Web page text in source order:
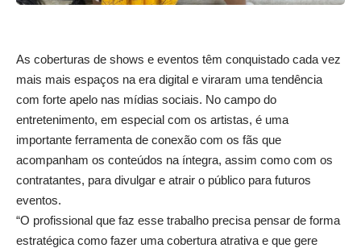
As coberturas de shows e eventos têm conquistado cada vez
mais mais espaços na era digital e viraram uma tendência
com forte apelo nas mídias sociais. No campo do
entretenimento, em especial com os artistas, é uma
importante ferramenta de conexão com os fãs que
acompanham os conteúdos na íntegra, assim como com os
contratantes, para divulgar e atrair o público para futuros
eventos.
“O profissional que faz esse trabalho precisa pensar de forma
estratégica como fazer uma cobertura atrativa e que gere